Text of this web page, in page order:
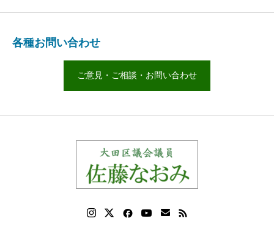
各種お問い合わせ
ご意見・ご相談・お問い合わせ